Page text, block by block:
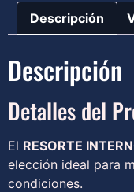
Descripción
Descripción
Detalles del
El RESORTE
elección ideal para
condiciones.